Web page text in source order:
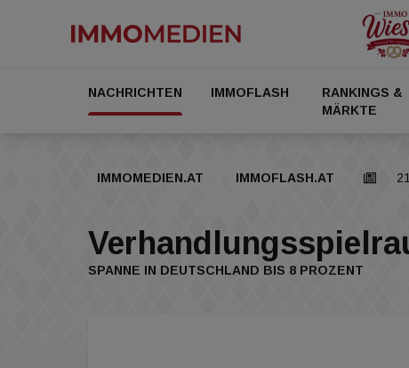
NACHRICHTEN IMMOFLASH
RANKINGS &
MÄRKTE
IMMOMEDIEN.AT IMMOFLASH.AT
SPANNE IN DEUTSCHLAND BIS 8 PROZENT